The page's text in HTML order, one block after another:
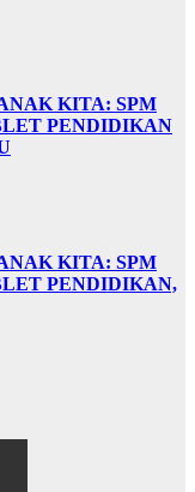
KITA: SPM
PENDIDIKAN
KITA: SPM
PENDIDIKAN,